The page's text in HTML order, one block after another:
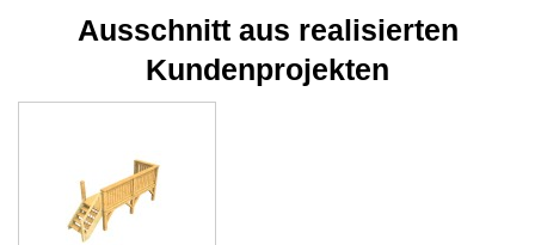
Ausschnitt aus realisierten
Kundenprojekten